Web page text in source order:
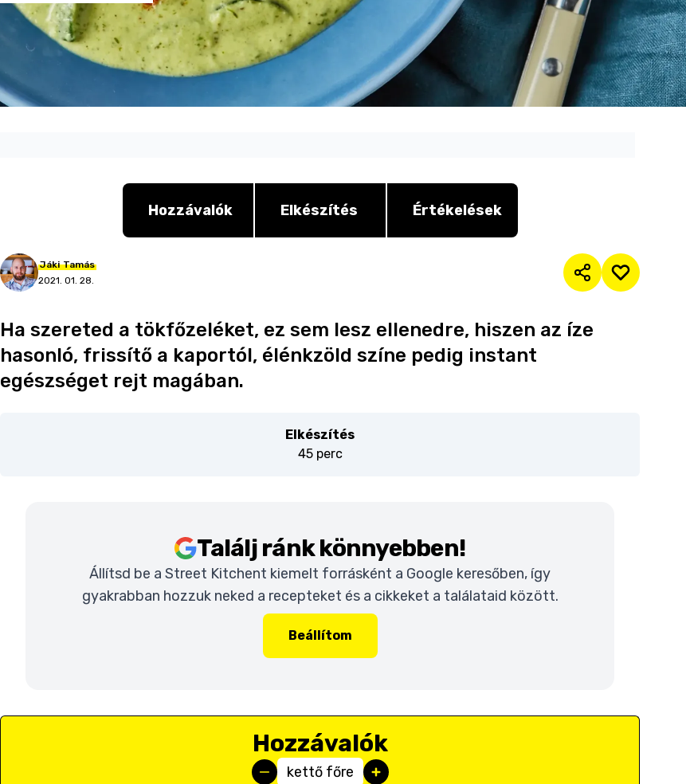
Hozzávalók Elkészítés Értékelések
Jáki Tamás
2021. 01. 28.
Ha szereted a tökfőzeléket, ez sem lesz ellenedre, hiszen az íze
hasonló, frissítő a kaportól, élénkzöld színe pedig instant
egészséget rejt magában.
Elkészítés
45 perc
Találj ránk könnyebben!
Állítsd be a Street Kitchent kiemelt forrásként a Google keresőben, így
gyakrabban hozzuk neked a recepteket és a cikkeket a találataid között.
Beállítom
Hozzávalók
kettő főre